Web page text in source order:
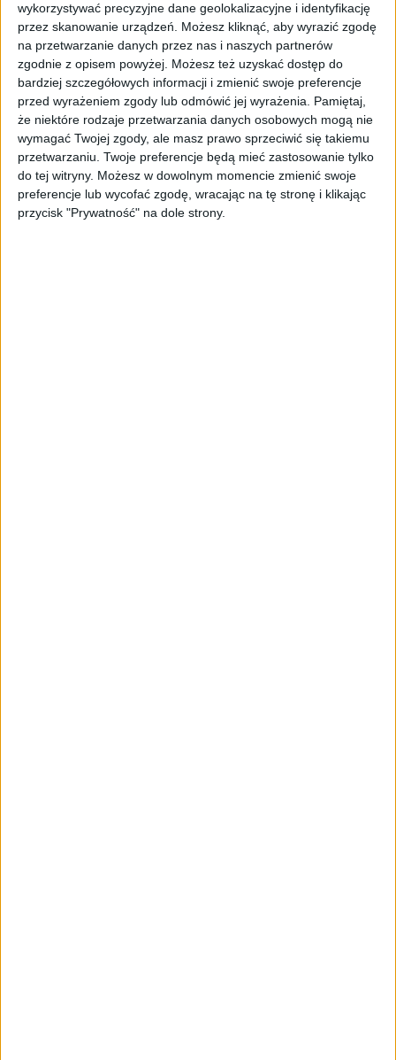
wykorzystywać precyzyjne dane geolokalizacyjne i identyfikację
przez skanowanie urządzeń. Możesz kliknąć, aby wyrazić zgodę
na przetwarzanie danych przez nas i naszych partnerów
zgodnie z opisem powyżej. Możesz też uzyskać dostęp do
bardziej szczegółowych informacji i zmienić swoje preferencje
przed wyrażeniem zgody lub odmówić jej wyrażenia. Pamiętaj,
że niektóre rodzaje przetwarzania danych osobowych mogą nie
wymagać Twojej zgody, ale masz prawo sprzeciwić się takiemu
przetwarzaniu. Twoje preferencje będą mieć zastosowanie tylko
do tej witryny. Możesz w dowolnym momencie zmienić swoje
preferencje lub wycofać zgodę, wracając na tę stronę i klikając
przycisk "Prywatność" na dole strony.
AKTUALNOŚCI
Nowy okres rozliczeniowy programu
Rodzina 800+. Wnioski można
składać od 1 lutego
Aneta Zabłocka 09.01.2025